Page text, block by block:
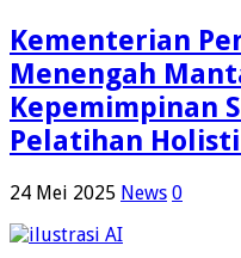
Kementerian
Menengah
Kepemimpinan
Pelatihan
24 Mei 2025 News 0